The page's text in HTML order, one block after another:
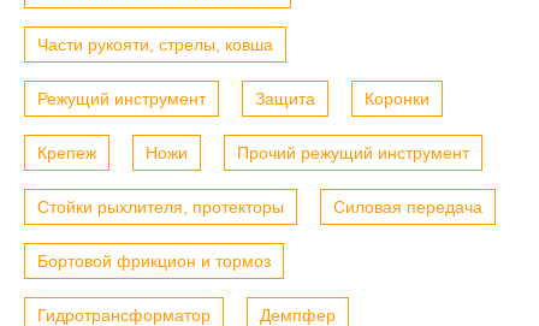
Части рукояти, стрелы, ковша
Режущий инструмент Защита Коронки
Крепеж Ножи Прочий режущий инструмент
Стойки рыхлителя, протекторы Силовая передача
Бортовой фрикцион и тормоз
Гидротрансформатор Демпфер